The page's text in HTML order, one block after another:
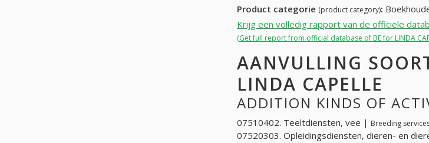
Product categorie (product category):
Krijg een volledig rapport van de officiële
(Get full report from official database of BE for LINDA
AANVULLING
LINDA CAPELLE
ADDITION KINDS OF
07510402. Teeltdiensten, vee | Breeding
07520303. Opleidingsdiensten, dieren- en